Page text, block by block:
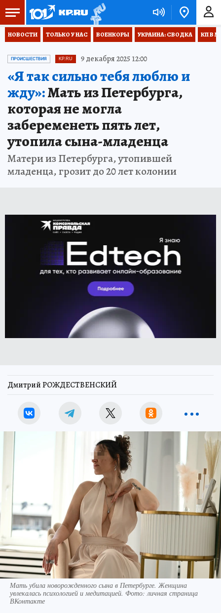
НОВОСТИ ТОЛЬКО У НАС ВОЕНКОРЫ УКРАИНА: СВОДКА КП В
ПРОИСШЕСТВИЯ KP.RU 9 декабря 2025 12:00
«Я так сильно тебя люблю и
жду»:Мать из Петербурга,
которая не могла
забеременеть пять лет,
утопила сына-младенца
Матери из Петербурга, утопившей
младенца, грозит до 20 лет колонии
Дмитрий РОЖДЕСТВЕНСКИЙ
Мать убила новорожденного сына в Петербурге. Женщина
увлекалась психологией и медитацией. Фото: личная страница
ВКонтакте